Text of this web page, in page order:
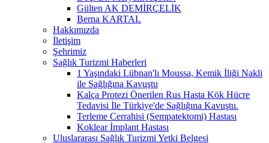
Gülten AK DEMİRÇELİK
Berna KARTAL
Hakkımızda
İletişim
Şehrimiz
Sağlık Turizmi Haberleri
1 Yaşındaki Lübnan'lı Moussa, Kemik İliği Nakli
ile Sağlığına Kavuştu
Kalça Protezi Önerilen Rus Hasta Kök Hücre
Tedavisi İle Türkiye'de Sağlığına Kavuştu.
Terleme Cerrahisi (Sempatektomi) Hastası
Koklear İmplant Hastası
Uluslararası Sağlık Turizmi Yetki Belgesi